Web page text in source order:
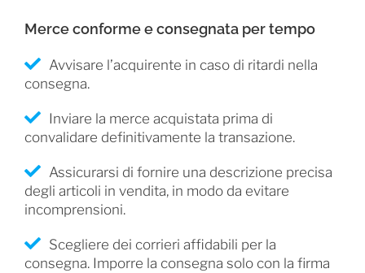
Merce conforme e consegnata per tempo
Avvisare l’acquirente in caso di ritardi nella
consegna.
Inviare la merce acquistata prima di
convalidare definitivamente la transazione.
Assicurarsi di fornire una descrizione precisa
degli articoli in vendita, in modo da evitare
incomprensioni.
Scegliere dei corrieri affidabili per la
consegna. Imporre la consegna solo con la firma